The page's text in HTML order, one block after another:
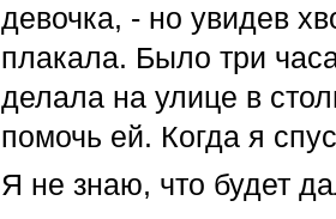
девочка, - но увидев
плакала. Было три
делала на улице в
помочь ей. Когда я
Я не знаю, что будет